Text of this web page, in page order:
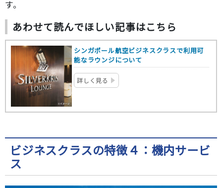
す。
あわせて読んでほしい記事はこちら
シンガポール航空ビジネスクラスで利用可
能なラウンジについて
詳しく見る
ビジネスクラスの特徴４：機内サービ
ス